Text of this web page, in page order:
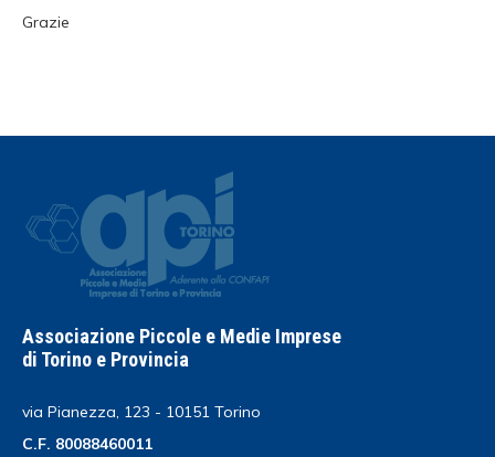
Grazie
Associazione Piccole e Medie Imprese
di Torino e Provincia
via Pianezza, 123 - 10151 Torino
C.F. 80088460011